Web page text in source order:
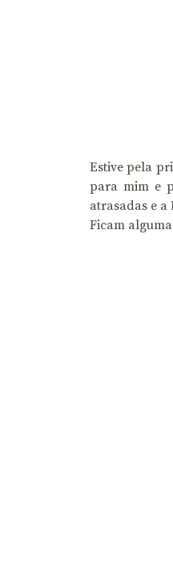
Estive pela
para mim e
atrasadas e
Ficam